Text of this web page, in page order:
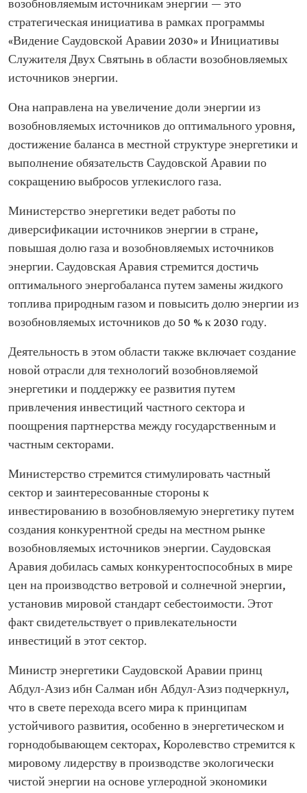
возобновляемым источникам энергии — это
стратегическая инициатива в рамках программы
«Видение Саудовской Аравии 2030» и Инициативы
Служителя Двух Святынь в области возобновляемых
источников энергии.
Она направлена на увеличение доли энергии из
возобновляемых источников до оптимального уровня,
достижение баланса в местной структуре энергетики и
выполнение обязательств Саудовской Аравии по
сокращению выбросов углекислого газа.
Министерство энергетики ведет работы по
диверсификации источников энергии в стране,
повышая долю газа и возобновляемых источников
энергии. Саудовская Аравия стремится достичь
оптимального энергобаланса путем замены жидкого
топлива природным газом и повысить долю энергии из
возобновляемых источников до 50 % к 2030 году.
Деятельность в этом области также включает создание
новой отрасли для технологий возобновляемой
энергетики и поддержку ее развития путем
привлечения инвестиций частного сектора и
поощрения партнерства между государственным и
частным секторами.
Министерство стремится стимулировать частный
сектор и заинтересованные стороны к
инвестированию в возобновляемую энергетику путем
создания конкурентной среды на местном рынке
возобновляемых источников энергии. Саудовская
Аравия добилась самых конкурентоспособных в мире
цен на производство ветровой и солнечной энергии,
установив мировой стандарт себестоимости. Этот
факт свидетельствует о привлекательности
инвестиций в этот сектор.
Министр энергетики Саудовской Аравии принц
Абдул-Азиз ибн Салман ибн Абдул-Азиз подчеркнул,
что в свете перехода всего мира к принципам
устойчивого развития, особенно в энергетическом и
горнодобывающем секторах, Королевство стремится к
мировому лидерству в производстве экологически
чистой энергии на основе углеродной экономики